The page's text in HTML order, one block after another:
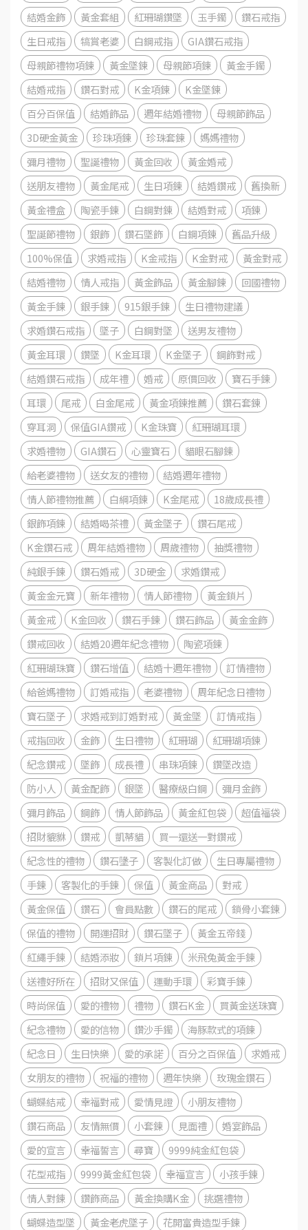
結婚金飾 黃金套組 紅珊瑚鑽墜 玉手鐲
鑽石戒指
生日戒指
犒賞老婆 白鋼戒指
GIA鑽石戒指
母親節禮物項鍊
黃金墜鍊 母親節項鍊
黃金手鐲
結婚戒指
鑽石對戒 K金項鍊
K金墜鍊
百分百保值
結婚飾品 週年結婚禮物
母親節飾品
3D硬金黃金
珍珠項鍊 珍珠套鍊
媽媽禮物
彌月禮物
聖誕禮物 黃金回收
黃金婚戒
送朋友禮物
黃金尾戒 生日項鍊 結婚鑽戒
舊換新
黃金禮盒
陶瓷手鍊 白鋼對鍊 結婚對戒
項鍊
聖誕節禮物
銀飾 鑽石墜飾 白鋼項鍊
舊品升級
100%保值
求婚戒指 K金戒指 K金對戒
黃金對戒
結婚禮物
情人戒指 黃金飾品 黃金腳鍊
回國禮物
黃金手鍊
銀手鍊 915銀手鍊
生日禮物建議
求婚鑽石戒指
墜子 白鋼對墜
送男友禮物
黃金耳環
鑽墜 K金耳環 K金墜子
鋼飾對戒
結婚鑽石戒指
成年禮 婚戒 原價回收
寶石手鍊
耳環
尾戒 白金尾戒 黃金項鍊推薦
鑽石套鍊
穿耳洞
保值GIA鑽戒 K金珠寶
紅珊瑚耳環
求婚禮物
GIA鑽石 心靈寶石
貓眼石腳鍊
給老婆禮物
送女友的禮物
結婚週年禮物
情人節禮物推薦
白綱項鍊 K金尾戒
18歲成長禮
銀飾項鍊
結婚喝茶禮 黃金墜子
鑽石尾戒
K金鑽石戒
周年結婚禮物 周歲禮物
抽獎禮物
純銀手鍊
鑽石婚戒 3D硬金
求婚鑽戒
黃金金元寶
新年禮物 情人節禮物
黃金鎖片
黃金戒
K金回收 鑽石手鍊 鑽石飾品
黃金金飾
鑽戒回收
結婚20週年紀念禮物
陶瓷項鍊
紅珊瑚珠寶
鑽石增值 結婚十週年禮物
訂情禮物
給爸媽禮物
訂婚戒指 老婆禮物
周年紀念日禮物
寶石墜子
求婚戒到訂婚對戒 黃金墜
訂情戒指
戒指回收
金飾 生日禮物 紅珊瑚
紅珊瑚項鍊
紀念鑽戒
墜飾 成長禮 串珠項鍊
鑽墜改造
防小人
黃金配飾 銀墜 醫療級白鋼
彌月金飾
彌月飾品
鋼飾 情人節飾品 黃金紅包袋
超值福袋
招財貔貅
鑽戒 凱蒂貓
買一還送一對鑽戒
紀念性的禮物
鑽石墬子 客製化訂做
生日專屬禮物
手鍊
客製化的手鍊 保值 黃金商品
對戒
黃金保值
鑽石 會員點數 鑽石的尾戒
鎖骨小套鍊
保值的禮物
開運招財 鑽石墜子
黃金五帝錢
紅繩手鍊
結婚添妝 鎖片項鍊
米飛兔黃金手鍊
送禮好所在
招財又保值 運動手環
彩寶手鍊
時尚保值
愛的禮物 禮物 鑽石K金
買黃金送珠寶
紀念禮物
愛的信物 鑽沙手鐲
海豚款式的項鍊
紀念日
生日快樂 愛的承諾 百分之百保值
求婚戒
女朋友的禮物
祝福的禮物 週年快樂
玫瑰金鑽石
蝴蝶結戒
幸福對戒 愛情見證
小朋友禮物
鑽石商品
友情無價 小套鍊 見面禮
婚宴飾品
愛的宣言
幸福誓言 尋寶
9999純金紅包袋
花型戒指
9999黃金紅包袋 幸福宣言
小孩手鍊
情人對鍊
鑽飾商品 黃金換購K金
挑選禮物
蝴蝶造型墜
黃金老虎墜子
花開富貴造型手鍊